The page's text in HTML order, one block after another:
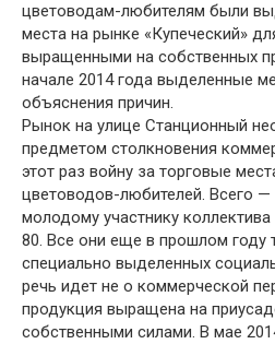
цветоводам-любителям были
места на рынке «Купеческий»
выращенными на собственных
начале 2014 года выделенные
объяснения причин.
Рынок на улице Станционный
предметом столкновения
этот раз войну за торговые
цветоводов-любителей. Всего
молодому участнику
80. Все они еще в прошлом году
специально выделенных
речь идет не о коммерческой
продукция выращена на
собственными силами. В мае